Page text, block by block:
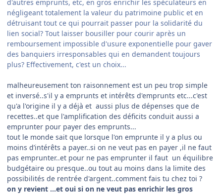
d'autres emprunts, etc, en gros enrichir les spéculateurs en
négligeant totalement la valeur du patrimoine public et en
détruisant tout ce qui pourrait passer pour la solidarité du
lien social? Tout laisser bousiller pour courir après un
remboursement impossible d'usure exponentielle pour gaver
des banquiers irresponsables qui en demandent toujours
plus? Effectivement, c'est un choix...
malheureusement ton raisonnement est un peu trop simple
et inversé..s'il y a emprunts et intérêts d'emprunts etc...c'est
qu'a l'origine il y a déjà et aussi plus de dépenses que de
recettes..et que l'amplification des déficits conduit aussi a
emprunter pour payer des emprunts...
tout le monde sait que lorsque l'on emprunte il y a plus ou
moins d’intérêts a payer..si on ne veut pas en payer ,il ne faut
pas emprunter..et pour ne pas emprunter il faut un équilibre
budgétaire ou presque..ou tout au moins dans la limite des
possibilités de rentrée d'argent..comment fais tu chez toi ?
on y revient ...et oui si on ne veut pas enrichir les gros